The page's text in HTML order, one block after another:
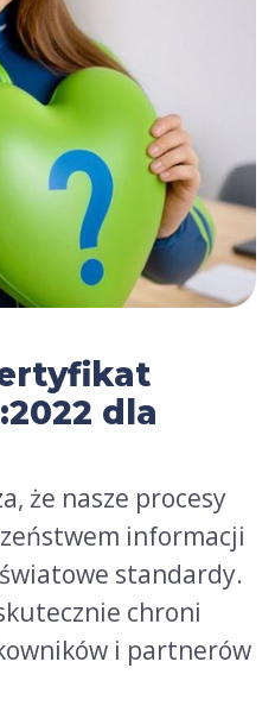
dla
że nasze procesy
informacji
standardy.
chroni
i partnerów